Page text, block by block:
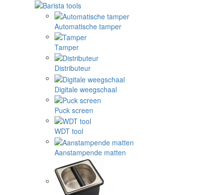
Automatische tamper
Tamper
Distributeur
Digitale weegschaal
Puck screen
WDT tool
Aanstampende matten